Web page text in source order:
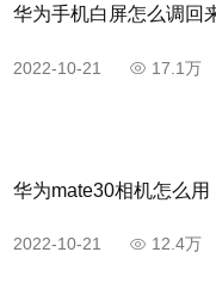
华为手机白屏怎么调回
2022-10-21 17.1万
华为mate30相机怎么用
2022-10-21 12.4万